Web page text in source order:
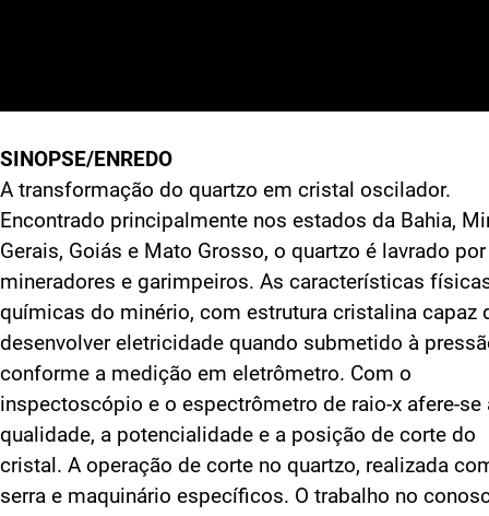
SINOPSE/ENREDO
A transformação do quartzo em cristal oscilador.
Encontrado principalmente nos estados da Bahia,
Gerais, Goiás e Mato Grosso, o quartzo é lavrado por
mineradores e garimpeiros. As características
químicas do minério, com estrutura cristalina capaz
desenvolver eletricidade quando submetido à
conforme a medição em eletrômetro. Com o
inspectoscópio e o espectrômetro de raio-x afere-se
qualidade, a potencialidade e a posição de corte do
cristal. A operação de corte no quartzo, realizada
serra e maquinário específicos. O trabalho no